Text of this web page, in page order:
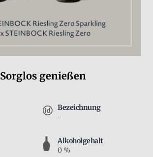
Sorglos genießen
Bezeichnung
-
Alkoholgehalt
0 %